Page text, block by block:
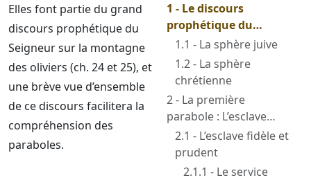
Elles font partie du grand
discours prophétique du
Seigneur sur la montagne
des oliviers (ch. 24 et 25), et
une brève vue d’ensemble
de ce discours facilitera la
compréhension des
paraboles.
1 - Le discours
prophétique du
Seigneur
1.1 - La sphère juive
1.2 - La sphère
chrétienne
2 - La première
parabole : L’esclave
fidèle et le méchant
esclave — Matthieu
24:45-51
2.1 - L’esclave fidèle et
prudent
2.1.1 - Le service